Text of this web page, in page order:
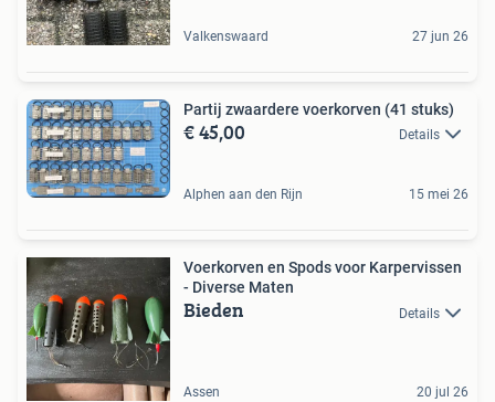
Valkenswaard 27 jun 26
Partij zwaardere voerkorven (41 stuks)
€ 45,00 Details
Alphen aan den Rijn 15 mei 26
Voerkorven en Spods voor Karpervissen
- Diverse Maten
Bieden Details
Assen 20 jul 26